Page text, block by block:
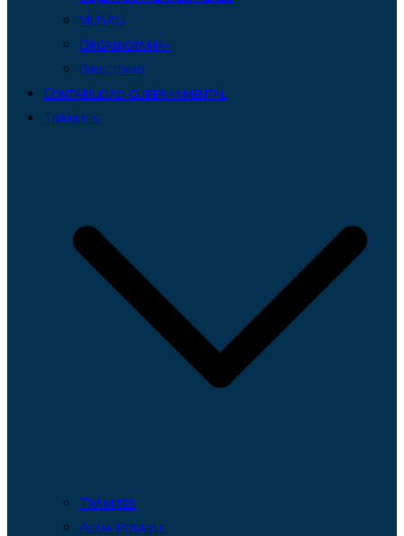
MUSAG
Organigrama-
Directorio
Contabilidad gubernamental
Trámites
Trámites
Agua Potable